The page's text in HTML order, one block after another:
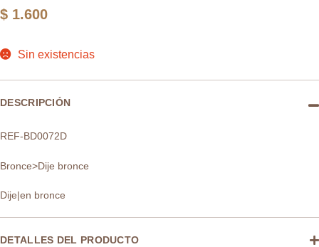
$ 1.600
Sin existencias
DESCRIPCIÓN
REF-BD0072D
Bronce>Dije bronce
Dije|en bronce
DETALLES DEL PRODUCTO